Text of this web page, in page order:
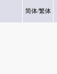
简体/繁体